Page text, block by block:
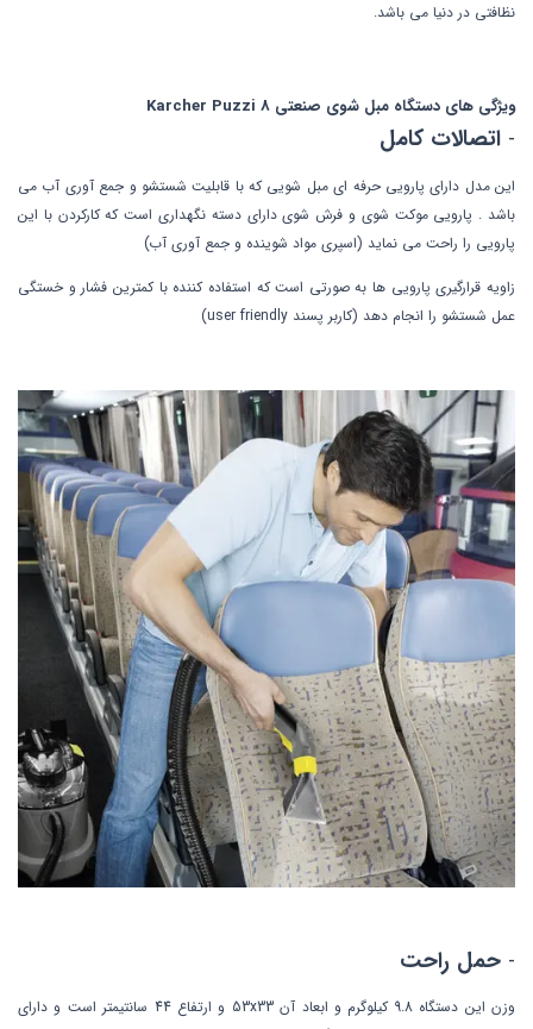
نظافتی در دنیا می باشد.
ویژگی های دستگاه مبل شوی صنعتی Karcher Puzzi 8
- اتصالات کامل
این مدل دارای پارویی حرفه ای مبل شویی که با قابلیت شستشو و جمع آوری آب می
باشد . پارویی موکت شوی و فرش شوی دارای دسته نگهداری است که کارکردن با این
پارویی را راحت می نماید (اسپری مواد شوینده و جمع آوری آب)
زاویه قرارگیری پارویی ها به صورتی است که استفاده کننده با کمترین فشار و خستگی
عمل شستشو را انجام دهد (کاربر پسند user friendly)
- حمل راحت
وزن این دستگاه 9.8 کیلوگرم و ابعاد آن 53x33 و ارتفاع 44 سانتیمتر است و دارای